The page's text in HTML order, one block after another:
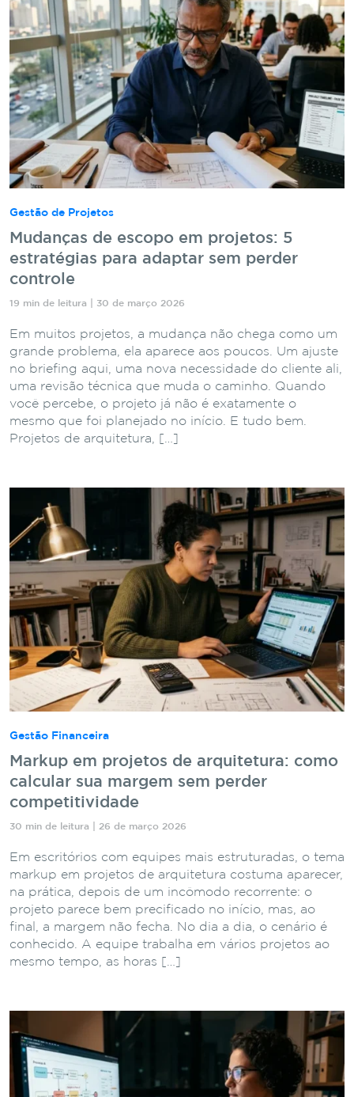
Gestão de Projetos
Mudanças de escopo em projetos: 5
estratégias para adaptar sem perder
controle
19 min de leitura | 30 de março 2026
Em muitos projetos, a mudança não chega como um
grande problema, ela aparece aos poucos. Um ajuste
no briefing aqui, uma nova necessidade do cliente ali,
uma revisão técnica que muda o caminho. Quando
você percebe, o projeto já não é exatamente o
mesmo que foi planejado no início. E tudo bem.
Projetos de arquitetura, […]
Gestão Financeira
Markup em projetos de arquitetura: como
calcular sua margem sem perder
competitividade
30 min de leitura | 26 de março 2026
Em escritórios com equipes mais estruturadas, o tema
markup em projetos de arquitetura costuma aparecer,
na prática, depois de um incômodo recorrente: o
projeto parece bem precificado no início, mas, ao
final, a margem não fecha. No dia a dia, o cenário é
conhecido. A equipe trabalha em vários projetos ao
mesmo tempo, as horas […]